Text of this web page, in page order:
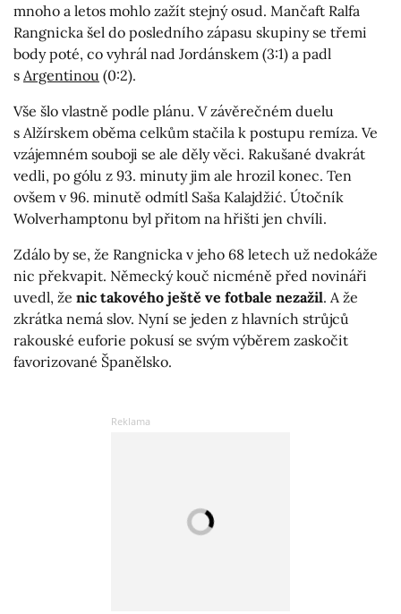
mnoho a letos mohlo zažít stejný osud. Mančaft Ralfa
Rangnicka šel do posledního zápasu skupiny se třemi
body poté, co vyhrál nad Jordánskem (3:1) a padl
s Argentinou (0:2).
Vše šlo vlastně podle plánu. V závěrečném duelu
s Alžírskem oběma celkům stačila k postupu remíza. Ve
vzájemném souboji se ale děly věci. Rakušané dvakrát
vedli, po gólu z 93. minuty jim ale hrozil konec. Ten
ovšem v 96. minutě odmítl Saša Kalajdžić. Útočník
Wolverhamptonu byl přitom na hřišti jen chvíli.
Zdálo by se, že Rangnicka v jeho 68 letech už nedokáže
nic překvapit. Německý kouč nicméně před novináři
uvedl, že nic takového ještě ve fotbale nezažil. A že
zkrátka nemá slov. Nyní se jeden z hlavních strůjců
rakouské euforie pokusí se svým výběrem zaskočit
favorizované Španělsko.